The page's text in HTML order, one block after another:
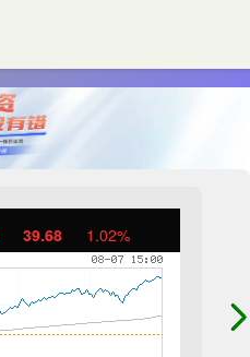
39.68 1.02%